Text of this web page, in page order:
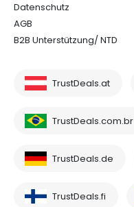
Datenschutz
AGB
B2B Unterstützung/ NTD
TrustDeals.at
TrustDeals.com.br
TrustDeals.de
TrustDeals.fi